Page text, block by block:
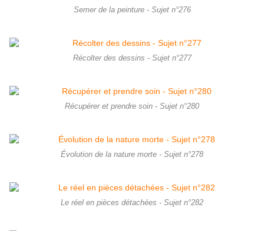
Semer de la peinture - Sujet n°276
Récolter des dessins - Sujet n°277
Récupérer et prendre soin - Sujet n°280
Évolution de la nature morte - Sujet n°278
Le réel en pièces détachées - Sujet n°282